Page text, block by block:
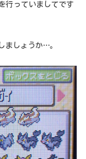
行っていましてです
ましょうか…。